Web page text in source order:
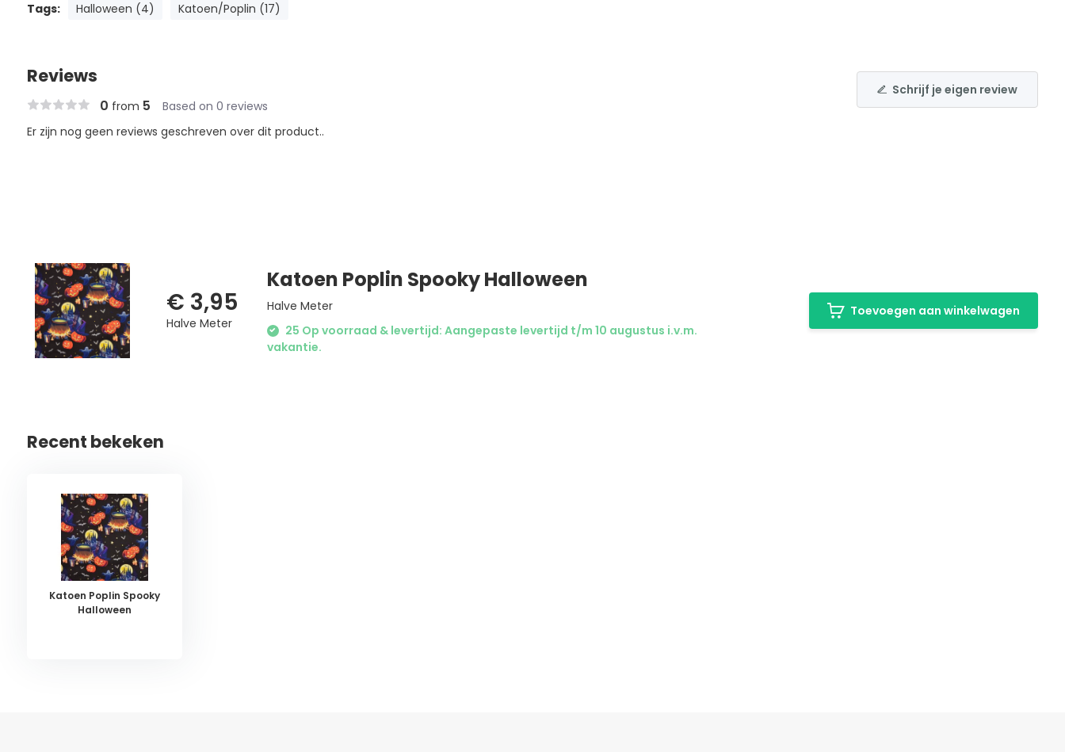
Tags: Halloween (4) Katoen/Poplin (17)
Reviews
0 from 5 Based on 0 reviews
Schrijf je eigen review
Er zijn nog geen reviews geschreven over dit product..
€ 3,95
Halve Meter
Katoen Poplin Spooky Halloween
Halve Meter
25 Op voorraad & levertijd: Aangepaste levertijd t/m 10 augustus i.v.m.
vakantie.
Toevoegen aan winkelwagen
Recent bekeken
Katoen Poplin Spooky
Halloween